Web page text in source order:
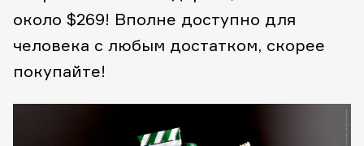
около $269! Вполне доступно для
человека с любым достатком, скорее
покупайте!